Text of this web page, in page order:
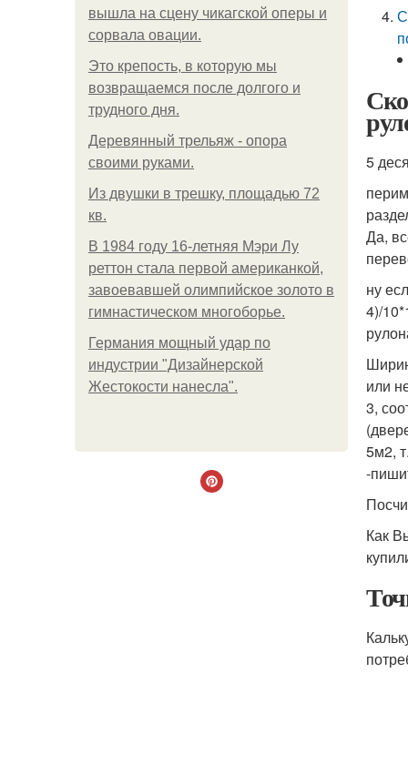
вышла на сцену чикагской оперы и
сорвала овации.
Это крепость, в которую мы
возвращаемся после долгого и
трудного дня.
Деревянный трельяж - опора
своими руками.
Из двушки в трешку, площадью 72
кв.
В 1984 году 16-летняя Мэри Лу
реттон стала первой американкой,
завоевавшей олимпийское золото в
гимнастическом многоборье.
Германия мощный удар по
индустрии "Дизайнерской
Жестокости нанесла".
5
Да,
ну
4)/
или
3,
5м2,
-
Как